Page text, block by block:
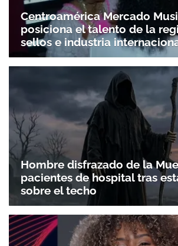
Centroamérica Mercado
posiciona el talento de la
sellos e industria
Hombre disfrazado de la
pacientes de hospital tras
sobre el techo